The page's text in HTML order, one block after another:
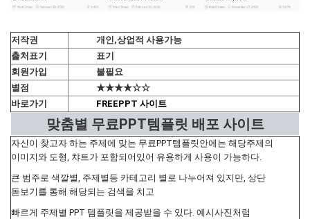
저작권
개인,상업적 사용가능
출처표기
표기
회원가입
불필요
별점
★★★★☆☆
바로가기
FREEPPT 사이트
맞춤별 무료PPT템플릿 배포 사이트
자신이 찾고자 하는 주제에 맞는 무료PPT템플릿안에는 해당주제의
이미지와 도형, 챠트가 포함되어있어 유용하게 사용이 가능하다.
큰 범주로 색깔별, 주제별등 카테고리 별로 나누어져 있지만, 상단
돋보기를 통해 해당되는 검색을 치고
빠르게 주제별 PPT 템플릿을 제공받을 수 있다. 예시사진처럼